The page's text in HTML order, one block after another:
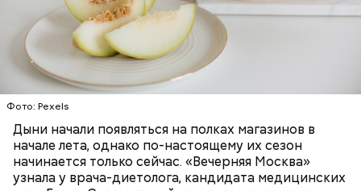
Фото: Pexels
Дыни начали появляться на полках магазинов в
начале лета, однако по-настоящему их сезон
начинается только сейчас. «Вечерняя Москва»
узнала у врача-диетолога, кандидата медицинских
минералами. Так, в дыне содержатся:
слизистые оболочки органов. А еще именно
бета-каротин обеспечивает дыне желтый
лютеин и зеаксантин — эти каротиноиды
отлично поддерживают наше зрение;
калий — оказывает мочегонное действие,
поддерживает сердечно-сосудистую
систему и предотвращает скачки давления;
магний — помогает калию и не дает сосудам
спазмироваться.
ЗДОРОВЬЕ
ПРАВИЛЬНОЕ ПИТАНИЕ
ОВОЩИ
ЛЕТО ФРУКТЫ